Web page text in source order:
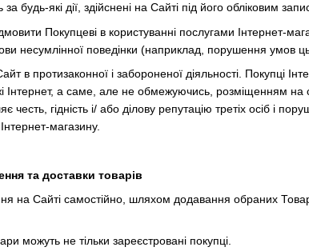
будь-які дії, здійснені на Сайті під його обліковим
Покупцеві в користуванні послугами Інтернет-
несумлінної поведінки (наприклад, порушення умов
в протизаконної і забороненої діяльності. Покупці
Інтернет, а саме, але не обмежуючись, розміщенням на
честь, гідність і/ або ділову репутацію третіх осіб і
магазину.
та доставки товарів
Сайті самостійно, шляхом додавання обраних
можуть не тільки зареєстровані покупці.